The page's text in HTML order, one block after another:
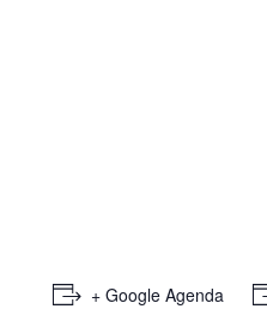
+ Google Agenda